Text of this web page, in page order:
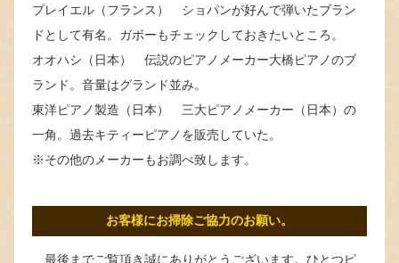
プレイエル（フランス） ショパンが好んで弾いたブラン
ドとして有名。ガボーもチェックしておきたいところ。
オオハシ（日本） 伝説のピアノメーカー大橋ピアノのブ
ランド。音量はグランド並み。
東洋ピアノ製造（日本） 三大ピアノメーカー（日本）の
一角。過去キティーピアノを販売していた。
※その他のメーカーもお調べ致します。
お客様にお掃除ご協力のお願い。
最後までご覧頂き誠にありがとうございます。ひとつピ